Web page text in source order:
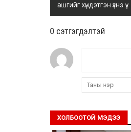
ашгийг хүндэтгэн үзнэ үү.
0 cэтгэгдэлтэй
ХОЛБООТОЙ МЭДЭЭ